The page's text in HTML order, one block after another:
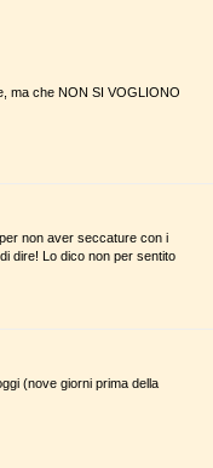
ma che NON SI VOGLIONO
non aver seccature con i
dire! Lo dico non per sentito
(nove giorni prima della